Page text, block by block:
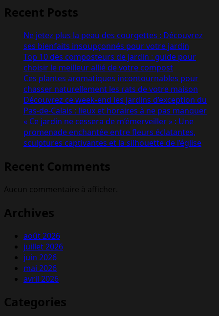
Recent Posts
Ne jetez plus la peau des courgettes : Découvrez
ses bienfaits insoupçonnés pour votre jardin
Top 10 des composteurs de jardin : guide pour
choisir le meilleur allié de votre compost
Ces plantes aromatiques incontournables pour
chasser naturellement les rats de votre maison
Découvrez ce week-end les jardins d’exception du
Pas-de-Calais : lieux et horaires à ne pas manquer
« Ce jardin ne cessera de m’émerveiller » : Une
promenade enchantée entre fleurs éclatantes,
sculptures captivantes et la silhouette de l’église
Recent Comments
Aucun commentaire à afficher.
Archives
août 2026
juillet 2026
juin 2026
mai 2026
avril 2026
Categories